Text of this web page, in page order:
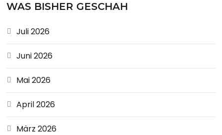
WAS BISHER GESCHAH
Juli 2026
Juni 2026
Mai 2026
April 2026
März 2026